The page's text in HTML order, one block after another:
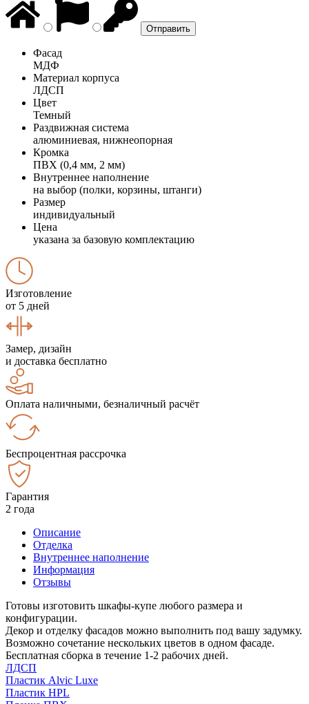
Фасад
МДФ
Материал корпуса
ЛДСП
Цвет
Темный
Раздвижная система
алюминиевая, нижнеопорная
Кромка
ПВХ (0,4 мм, 2 мм)
Внутреннее наполнение
на выбор (полки, корзины, штанги)
Размер
индивидуальный
Цена
указана за базовую комплектацию
Изготовление
от 5 дней
Замер, дизайн
и доставка бесплатно
Оплата наличными, безналичный расчёт
Беспроцентная рассрочка
Гарантия
2 года
Описание
Отделка
Внутреннее наполнение
Информация
Отзывы
Готовы изготовить шкафы-купе любого размера и
конфигурации.
Декор и отделку фасадов можно выполнить под вашу задумку.
Возможно сочетание нескольких цветов в одном фасаде.
Бесплатная сборка в течение 1-2 рабочих дней.
ЛДСП
Пластик Alvic Luxe
Пластик HPL